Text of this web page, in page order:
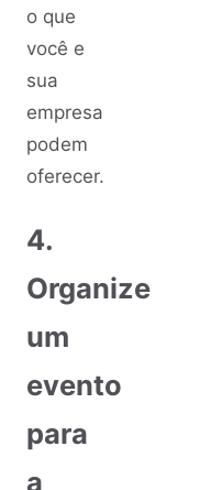
o que
você e
sua
empresa
podem
oferecer.
4.
Organize
um
evento
para
a